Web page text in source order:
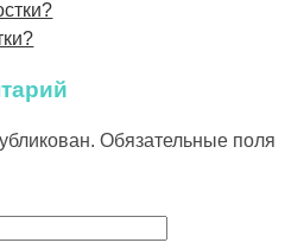
Обязательные поля